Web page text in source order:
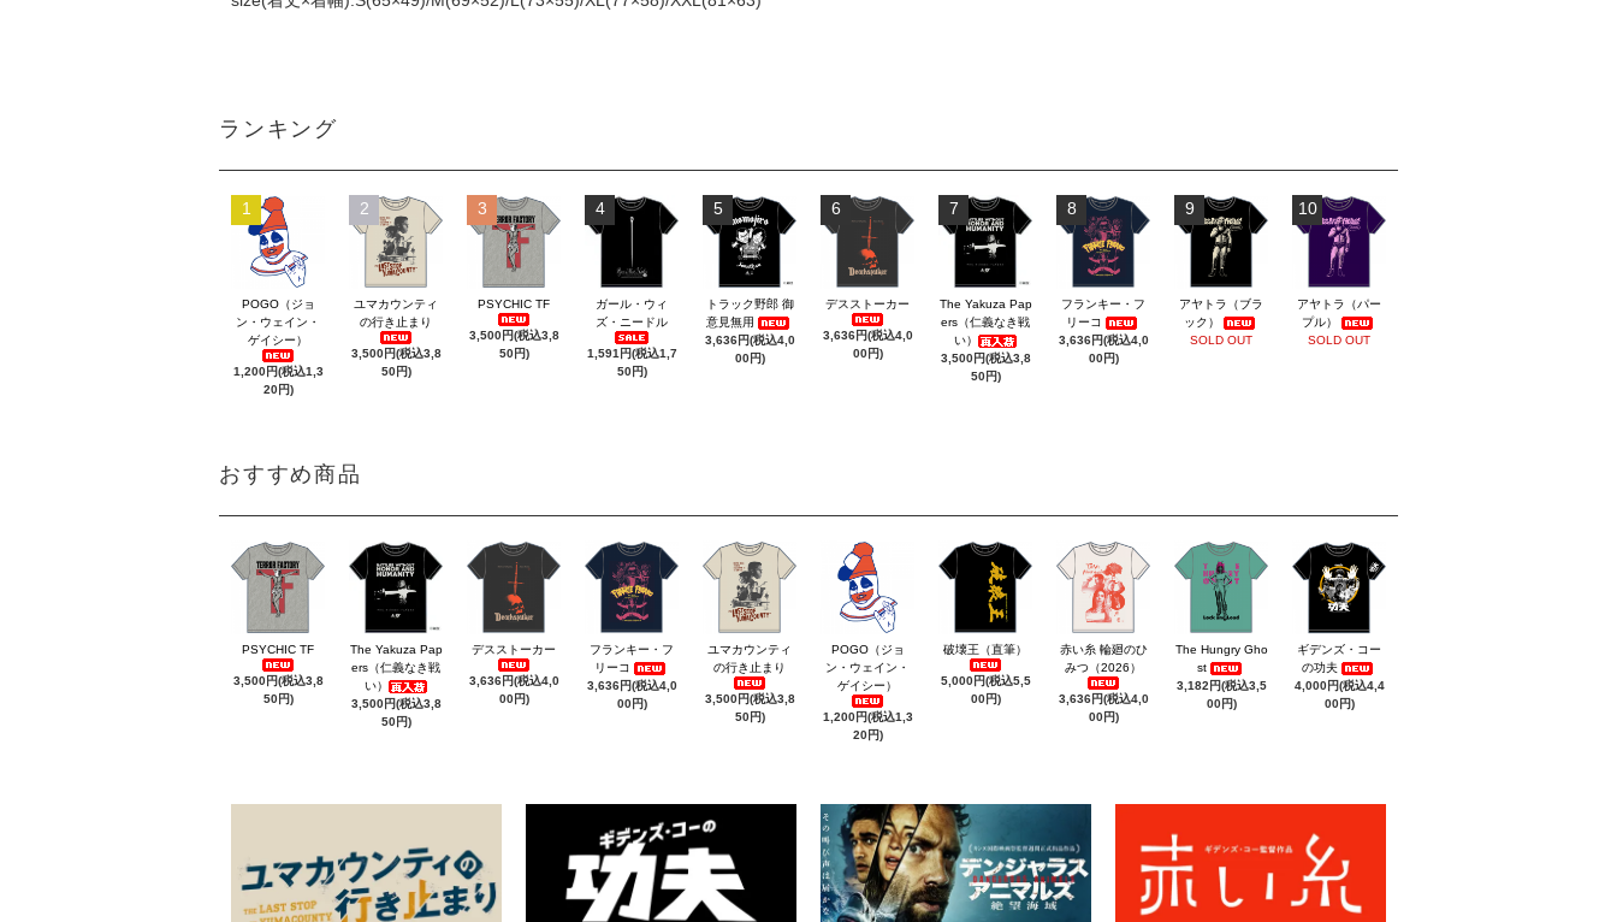
ランキング
1
POGO（ジョ
ン・ウェイン・
ゲイシー）
1,200円(税込1,3
20円)
2
ユマカウンティ
の行き止まり
3,500円(税込3,8
50円)
3
PSYCHIC TF
3,500円(税込3,8
50円)
4
ガール・ウィ
ズ・ニードル
1,591円(税込1,7
50円)
5
トラック野郎 御
意見無用
3,636円(税込4,0
00円)
6
デスストーカー
3,636円(税込4,0
00円)
7
The Yakuza Pap
ers（仁義なき戦
い）
3,500円(税込3,8
50円)
8
フランキー・フ
リーコ
3,636円(税込4,0
00円)
9
アヤトラ（ブラ
ック）
SOLD OUT
10
アヤトラ（パー
プル）
SOLD OUT
おすすめ商品
PSYCHIC TF
3,500円(税込3,8
50円)
The Yakuza Pap
ers（仁義なき戦
い）
3,500円(税込3,8
50円)
デスストーカー
3,636円(税込4,0
00円)
フランキー・フ
リーコ
3,636円(税込4,0
00円)
ユマカウンティ
の行き止まり
3,500円(税込3,8
50円)
POGO（ジョ
ン・ウェイン・
ゲイシー）
1,200円(税込1,3
20円)
破壊王（直筆）
5,000円(税込5,5
00円)
赤い糸 輪廻のひ
みつ（2026）
3,636円(税込4,0
00円)
The Hungry Gho
st
3,182円(税込3,5
00円)
ギデンズ・コー
の功夫
4,000円(税込4,4
00円)